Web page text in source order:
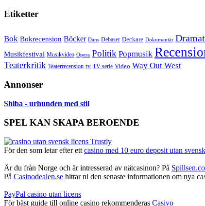
Etiketter
Bok Bokrecension Böcker Dans Debaser Deckare Dokumentär
Musikfestival Musikvideo Opera Politik Popmusik
Teaterkritik Teaterrecension tv TV-serie Video Way Out West
Annonser
Shiba - urhunden med stil
SPEL KAN SKAPA BEROENDE
För den som letar efter ett casino med 10 euro deposit utan
Är du från Norge och är intresserad av nätcasinon? På
På Casinodealen.se hittar ni den senaste informationen om nya
PayPal casino utan licens
För bäst guide till online casino rekommenderas Casivo